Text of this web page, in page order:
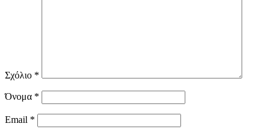
Σχόλιο *
Όνομα *
Email *